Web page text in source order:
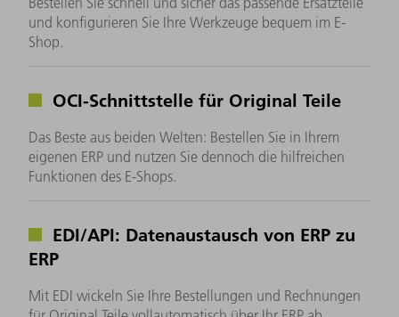
und konfigurieren Sie Ihre Werkzeuge bequem im E-
Shop.
OCI-Schnittstelle für Original Teile
Das Beste aus beiden Welten: Bestellen Sie in Ihrem
eigenen ERP und nutzen Sie dennoch die hilfreichen
Funktionen des E-Shops.
EDI/API: Datenaustausch von ERP zu
ERP
Mit EDI wickeln Sie Ihre Bestellungen und Rechnungen